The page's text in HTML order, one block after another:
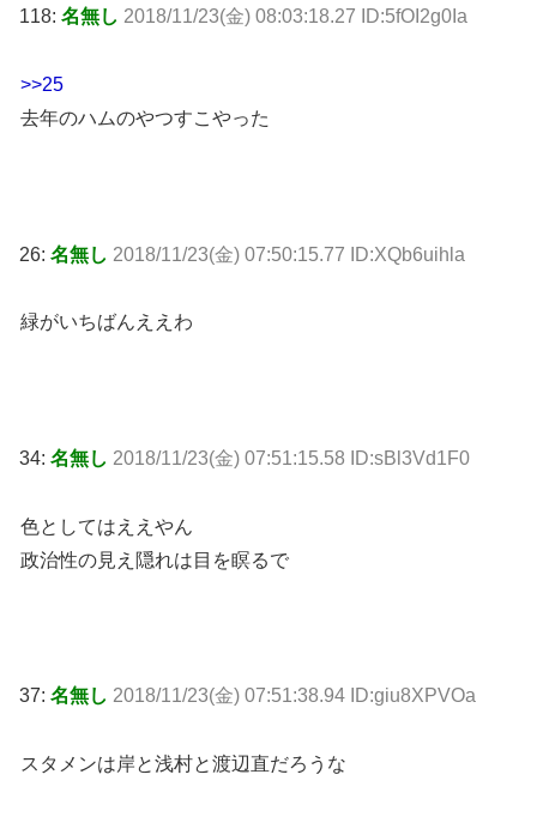
118: 名無し 2018/11/23(金) 08:03:18.27 ID:5fOI2g0Ia
>>25
去年のハムのやつすこやった
26: 名無し 2018/11/23(金) 07:50:15.77 ID:XQb6uihla
緑がいちばんええわ
34: 名無し 2018/11/23(金) 07:51:15.58 ID:sBl3Vd1F0
色としてはええやん
政治性の見え隠れは目を瞑るで
37: 名無し 2018/11/23(金) 07:51:38.94 ID:giu8XPVOa
スタメンは岸と浅村と渡辺直だろうな